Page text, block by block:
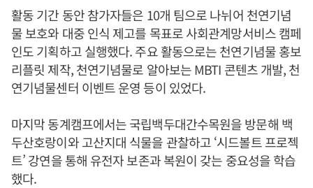
활동 기간 동안 참가자들은 10개 팀으로 나뉘어 천연기념
물 보호와 대중 인식 제고를 목표로 사회관계망서비스 캠페
인도 기획하고 실행했다. 주요 활동으로는 천연기념물 홍보
리플릿 제작, 천연기념물로 알아보는 MBTI 콘텐츠 개발, 천
연기념물센터 이벤트 운영 등이 있었다.
마지막 동계캠프에서는 국립백두대간수목원을 방문해 백
두산호랑이와 고산지대 식물을 관찰하고 ‘시드볼트 프로젝
트’ 강연을 통해 유전자 보존과 복원이 갖는 중요성을 학습
했다.